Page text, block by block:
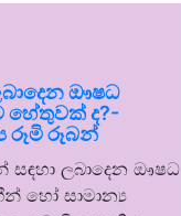
ඖෂධ
හේතුවක් ද?-
රූමි රූබන්
ලබාදෙන ඖෂධ
හෝ සාමාන්‍ය